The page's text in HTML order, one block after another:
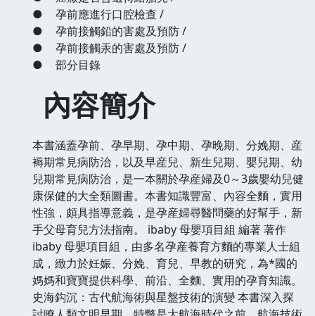
●
孕前應進行口腔檢查 /
●
孕前接觸鉛的害處及預防 /
●
孕前接觸汞的害處及預防 /
●
部分目錄
內容簡介
本書涵蓋孕前、孕早期、孕中期、孕晚期、分娩期、産
褥期常見病防治，以及早産兒、新生兒期、嬰兒期、幼
兒期常見病防治，是一本關於孕産婦及0～3歲嬰幼兒健
康保健的大全類圖書。本書知識豐富、內容全麵，實用
性強，頗具指導意義，是孕産婦尋醫問藥的好幫手，新
手父母育兒方法指南。 ibaby 母嬰項目組 編著 著作
ibaby 母嬰項目組，由多名孕産養育方麵的專業人士組
成，緻力於妊娠、分娩、育兒、早教的研究，為*國的
媽媽和寶寶提供科學、前沿、全麵、實用的孕育知識。
史海鈎沉：古代航海術與星盤技術的演變 本書深入探